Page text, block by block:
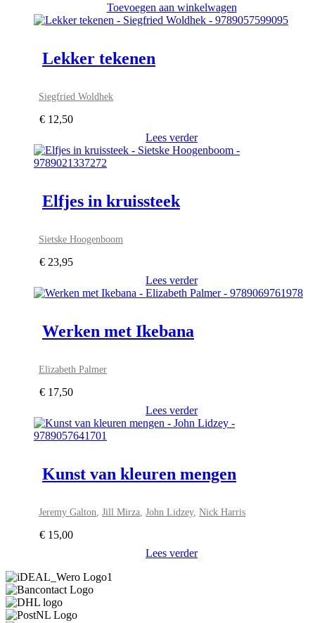
Toevoegen aan winkelwagen
Lekker tekenen
Siegfried Woldhek
€ 12,50
Lees verder
Elfjes in kruissteek
Sietske Hoogenboom
€ 23,95
Lees verder
Werken met Ikebana
Elizabeth Palmer
€ 17,50
Lees verder
Kunst van kleuren mengen
Jeremy Galton ,Jill Mirza ,John Lidzey,Nick Harris
€ 15,00
Lees verder